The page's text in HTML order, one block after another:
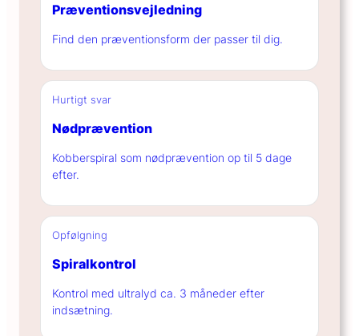
Præventionsvejledning
Find den præventionsform der passer til dig.
Hurtigt svar
Nødprævention
Kobberspiral som nødprævention op til 5 dage
efter.
Opfølgning
Spiralkontrol
Kontrol med ultralyd ca. 3 måneder efter
indsætning.